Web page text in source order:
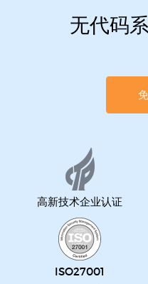
无代码
高新技术企业认证
ISO27001